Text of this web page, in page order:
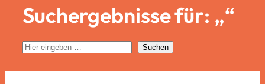
Suchergebnisse für: „“
S
Suchen